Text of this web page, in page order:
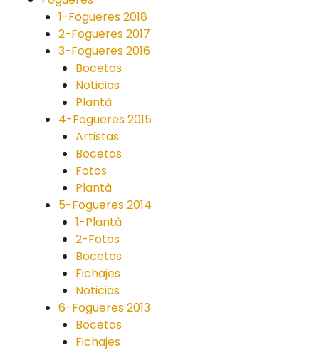
1-Fogueres 2018
2-Fogueres 2017
3-Fogueres 2016
Bocetos
Noticias
Plantà
4-Fogueres 2015
Artistas
Bocetos
Fotos
Plantà
5-Fogueres 2014
1-Plantà
2-Fotos
Bocetos
Fichajes
Noticias
6-Fogueres 2013
Bocetos
Fichajes